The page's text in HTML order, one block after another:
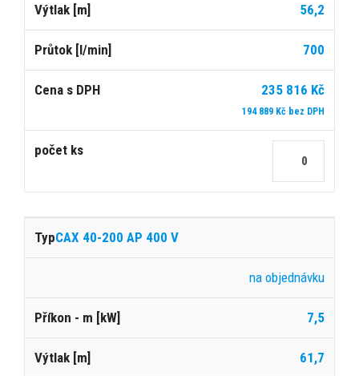
56,2
700
235 816 Kč
194 889 Kč bez DPH
CAX 40-200 AP 400 V
na objednávku
7,5
61,7